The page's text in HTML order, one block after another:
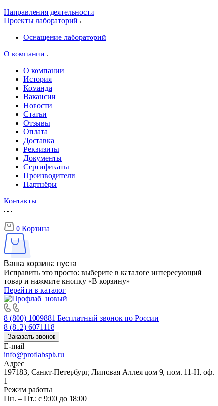
Направления деятельности
Проекты лабораторий
Оснащение лабораторий
О компании
О компании
История
Команда
Вакансии
Новости
Статьи
Отзывы
Оплата
Доставка
Реквизиты
Документы
Сертификаты
Производители
Партнёры
Контакты
0 Корзина
Ваша корзина пуста
Исправить это просто: выберите в каталоге интересующий
товар и нажмите кнопку «В корзину»
Перейти в каталог
8 (800) 1009881 Бесплатный звонок по России
8 (812) 6071118
Заказать звонок
E-mail
info@proflabspb.ru
Адрес
197183, Санкт-Петербург, Липовая Аллея дом 9, пом. 11-Н, оф.
1
Режим работы
Пн. – Пт.: с 9:00 до 18:00